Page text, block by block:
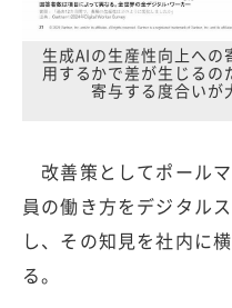
生成AIの生産性向上への
用するかで差が生じるの
寄与する度合いが
改善策としてポール
員の働き方をデジタル
し、その知見を社内に
る。